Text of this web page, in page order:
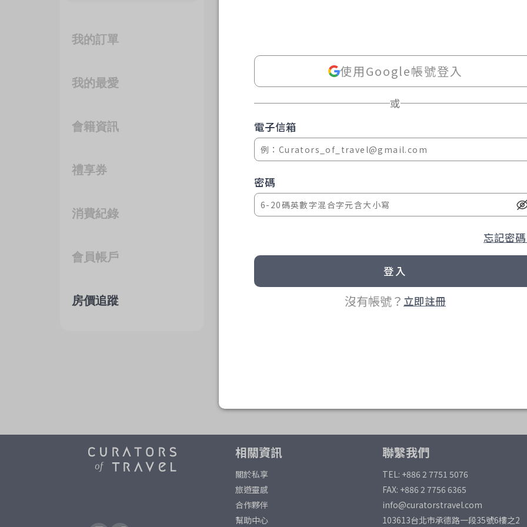
我的訂單
我的最愛
會籍資訊
禮享券
消費紀錄
會員帳戶
房價追蹤
相關資訊
關於私享
旅遊靈感
合作夥伴
幫助中心
聯繫我們
TEL: +886 2 7751 5076
FAX: +886 2 7756 6365
info@curatorstravel.com
103613台北市承德路一段35號6樓之2
使用Google帳號登入
或
電子信箱
密碼
忘記密
沒有帳號？ 立即註冊